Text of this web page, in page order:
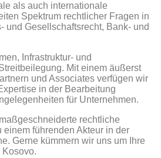
als auch internationale
Spektrum rechtlicher Fragen in
und Gesellschaftsrecht, Bank- und
Infrastruktur- und
Mit einem äußerst
und Associates verfügen wir
in der Bearbeitung
für Unternehmen.
rechtliche
einem führenden Akteur in der
Gerne kümmern wir uns um Ihre